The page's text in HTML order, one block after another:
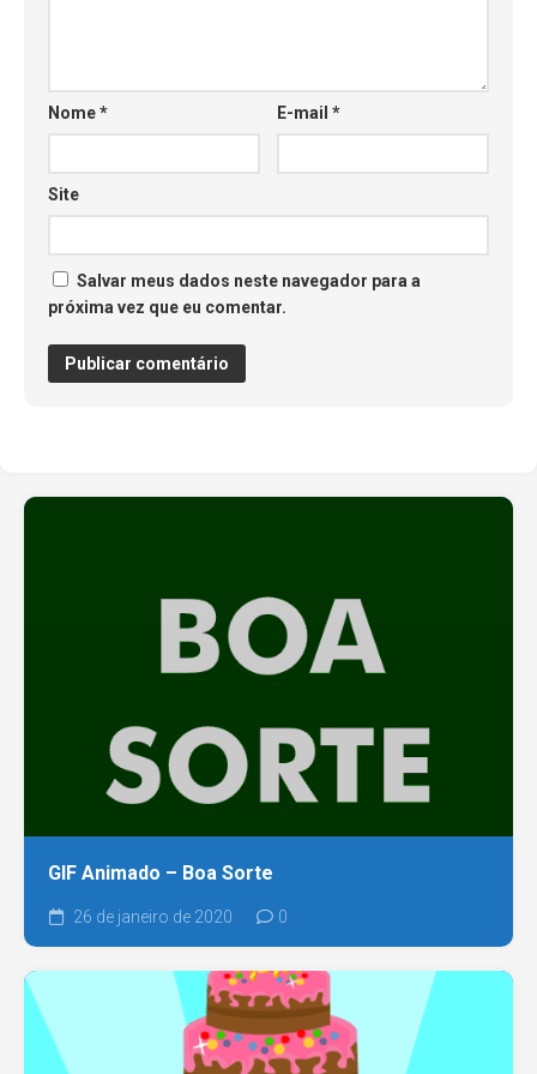
Nome* E-mail*
Site
Salvar meus dados neste navegador para a
próxima vez que eu comentar.
GIF Animado – Boa Sorte
26 de janeiro de 2020 0